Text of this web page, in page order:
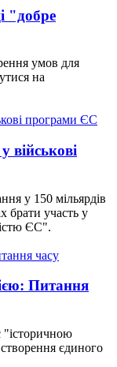
"добре
умов для
на
військові
у 150 мільярдів
брати участь у
ЄС".
Питання
"історичною
єдиного